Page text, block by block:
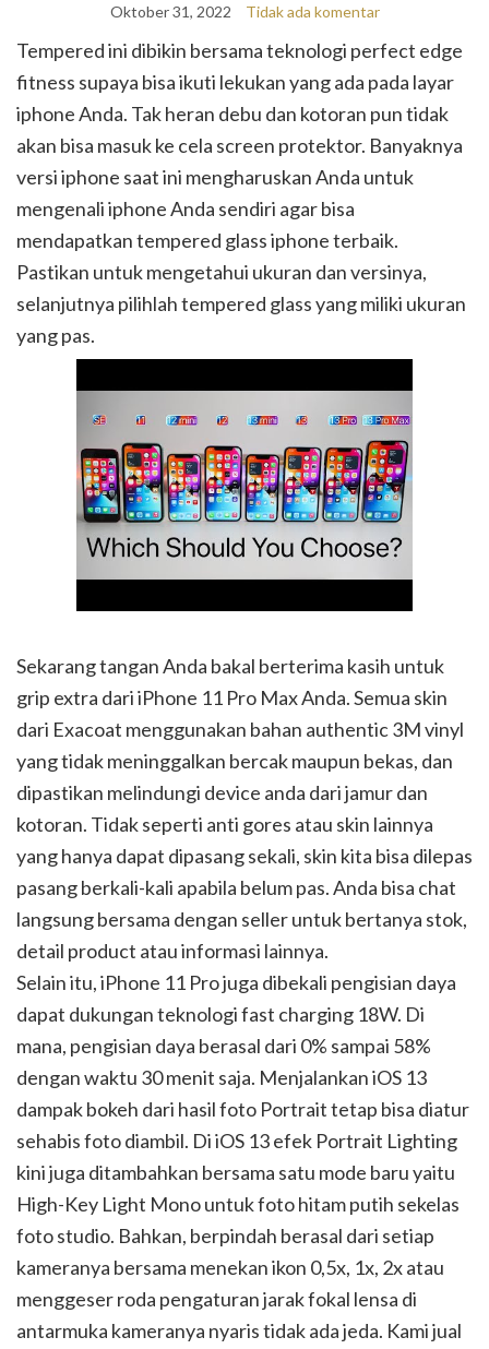
Oktober 31, 2022 Tidak ada komentar
Tempered ini dibikin bersama teknologi perfect edge
fitness supaya bisa ikuti lekukan yang ada pada layar
iphone Anda. Tak heran debu dan kotoran pun tidak
akan bisa masuk ke cela screen protektor. Banyaknya
versi iphone saat ini mengharuskan Anda untuk
mengenali iphone Anda sendiri agar bisa
mendapatkan tempered glass iphone terbaik.
Pastikan untuk mengetahui ukuran dan versinya,
selanjutnya pilihlah tempered glass yang miliki ukuran
yang pas.
Sekarang tangan Anda bakal berterima kasih untuk
grip extra dari iPhone 11 Pro Max Anda. Semua skin
dari Exacoat menggunakan bahan authentic 3M vinyl
yang tidak meninggalkan bercak maupun bekas, dan
dipastikan melindungi device anda dari jamur dan
kotoran. Tidak seperti anti gores atau skin lainnya
yang hanya dapat dipasang sekali, skin kita bisa dilepas
pasang berkali-kali apabila belum pas. Anda bisa chat
langsung bersama dengan seller untuk bertanya stok,
detail product atau informasi lainnya.
Selain itu, iPhone 11 Pro juga dibekali pengisian daya
dapat dukungan teknologi fast charging 18W. Di
mana, pengisian daya berasal dari 0% sampai 58%
dengan waktu 30 menit saja. Menjalankan iOS 13
dampak bokeh dari hasil foto Portrait tetap bisa diatur
sehabis foto diambil. Di iOS 13 efek Portrait Lighting
kini juga ditambahkan bersama satu mode baru yaitu
High-Key Light Mono untuk foto hitam putih sekelas
foto studio. Bahkan, berpindah berasal dari setiap
kameranya bersama menekan ikon 0,5x, 1x, 2x atau
menggeser roda pengaturan jarak fokal lensa di
antarmuka kameranya nyaris tidak ada jeda. Kami jual